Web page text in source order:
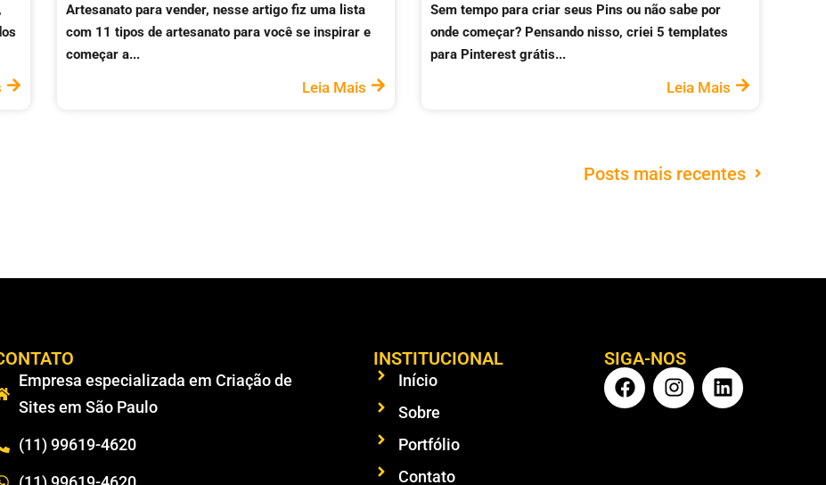
Artesanato para vender, nesse artigo fiz uma lista
com 11 tipos de artesanato para você se inspirar e
começar a...
Leia Mais
Sem tempo para criar seus Pins ou não sabe por
onde começar? Pensando nisso, criei 5 templates
para Pinterest grátis...
Leia Mais
Posts mais recentes
Empresa especializada em Criação de
Sites em São Paulo
(11) 99619-4620
INSTITUCIONAL
Início
Sobre
Portfólio
Contato
SIGA-NOS